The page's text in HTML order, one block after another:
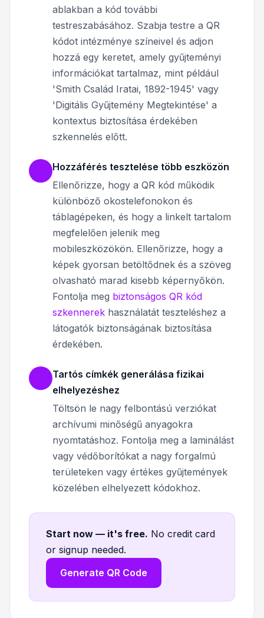
ablakban a kód további
testreszabásához. Szabja testre a QR
kódot intézménye színeivel és adjon
hozzá egy keretet, amely gyűjteményi
információkat tartalmaz, mint például
'Smith Család Iratai, 1892-1945' vagy
'Digitális Gyűjtemény Megtekintése' a
kontextus biztosítása érdekében
szkennelés előtt.
Hozzáférés tesztelése több eszközön
Ellenőrizze, hogy a QR kód működik
különböző okostelefonokon és
táblagépeken, és hogy a linkelt tartalom
megfelelően jelenik meg
mobileszközökön. Ellenőrizze, hogy a
képek gyorsan betöltődnek és a szöveg
olvasható marad kisebb képernyőkön.
Fontolja meg biztonságos QR kód
szkennerek használatát teszteléshez a
látogatók biztonságának biztosítása
érdekében.
Tartós címkék generálása fizikai
elhelyezéshez
Töltsön le nagy felbontású verziókat
archívumi minőségű anyagokra
nyomtatáshoz. Fontolja meg a laminálást
vagy védőborítókat a nagy forgalmú
területeken vagy értékes gyűjtemények
közelében elhelyezett kódokhoz.
Start now — it's free. No credit card
or signup needed.
Generate QR Code